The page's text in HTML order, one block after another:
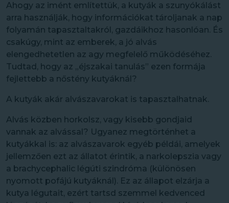
Ahogy az imént említettük, a kutyák a szunyókálást
arra használják, hogy információkat tároljanak a nap
folyamán tapasztaltakról, gazdáikhoz hasonlóan. És
csakúgy, mint az emberek, a jó alvás
elengedhetetlen az agy megfelelő működéséhez.
Tudtad, hogy az „éjszakai tanulás” ezen formája
fejlettebb a nőstény kutyáknál?
A kutyák akár alvászavarokat is tapasztalhatnak.
Alvás közben horkolsz, vagy kisebb gondjaid
vannak az alvással? Ugyanez megtörténhet a
kutyákkal is: az alvászavarok egyéb példái, amelyek
jellemzően ezt az állatot érintik, a narkolepszia vagy
a brachycephalic légúti szindróma (különösen
nyomott pofájú kutyáknál). Ez az állapot elzárja a
kutya légutait, ezért tartsd szemmel kedvenced